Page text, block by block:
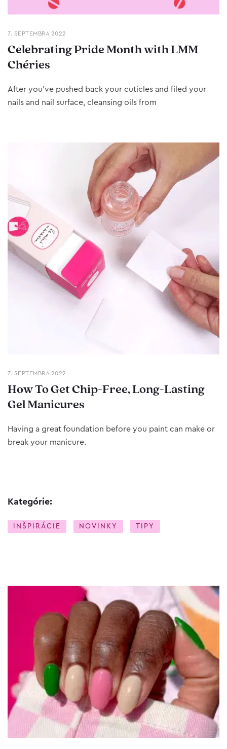
7. SEPTEMBRA 2022
Celebrating Pride Month with LMM
Chéries
After you’ve pushed back your cuticles and filed your
nails and nail surface, cleansing oils from
7. SEPTEMBRA 2022
How To Get Chip-Free, Long-Lasting
Gel Manicures
Having a great foundation before you paint can make or
break your manicure.
Kategórie:
INŠPIRÁCIE NOVINKY TIPY